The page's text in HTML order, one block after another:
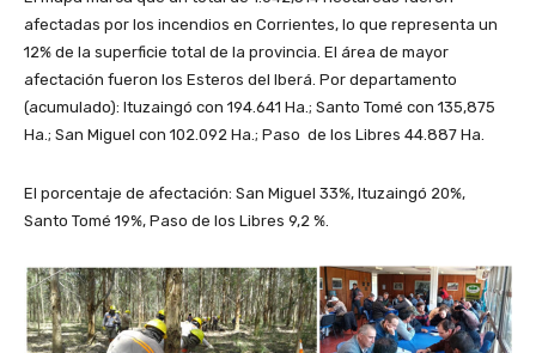
afectadas por los incendios en Corrientes, lo que representa un
12% de la superficie total de la provincia. El área de mayor
afectación fueron los Esteros del Iberá. Por departamento
(acumulado): Ituzaingó con 194.641 Ha.; Santo Tomé con 135,875
Ha.; San Miguel con 102.092 Ha.; Paso de los Libres 44.887 Ha.
El porcentaje de afectación: San Miguel 33%, Ituzaingó 20%,
Santo Tomé 19%, Paso de los Libres 9,2 %.